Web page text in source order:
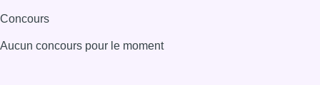
Concours
Aucun concours pour le moment